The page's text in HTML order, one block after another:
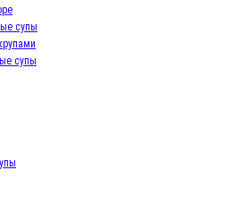
супы
супы